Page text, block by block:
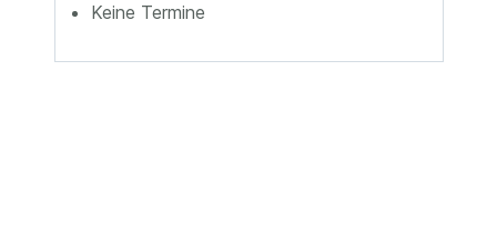
Keine Termine